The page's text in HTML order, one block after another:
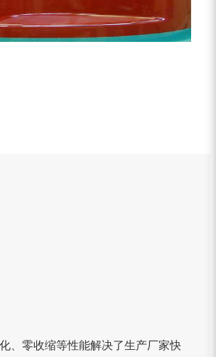
、零收缩等性能解决了生产厂家快